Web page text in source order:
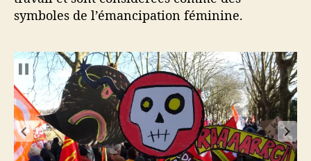
symboles de l’émancipation féminine.